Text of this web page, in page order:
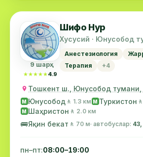
9 шарҳ
★★★★★
★★★★★4.9
Шифо Нур
Хусусий · Юнусобод
Анестезиология
Терапия
+4
Тошкент ш., Юнусобод тумани,
М Юнусобод 🚶 1.3 км М Туркистон
М Шаҳристон 🚶 2.0 км
🚌Яқин бекат 🚶 70 м· автобуслар: 43,
пн–пт:08:00–19:00